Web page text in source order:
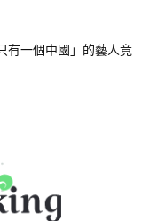
貓咪萌照：
有一個中國」的藝人竟